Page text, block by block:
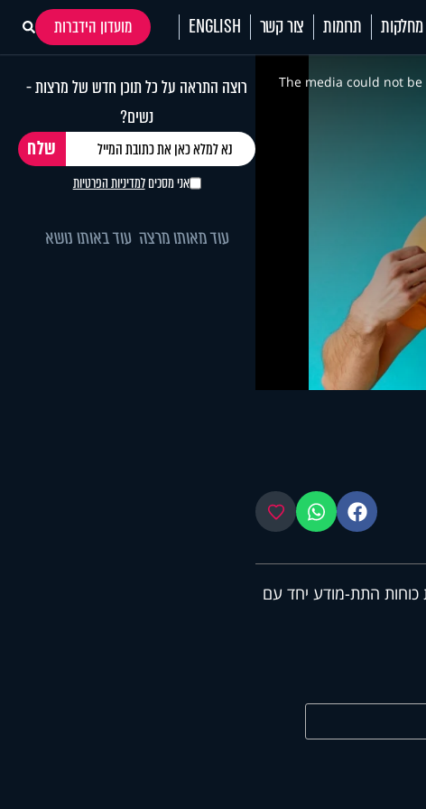
מחלקות תרומות צור קשר ENGLISH
מועדון הידברות
This
modalThe media could not
פייסבוקווטסאפ מועדפים
כוחות התת-מודע יחד עם
רוצה התראה על כל תוכן חדש של מרצות -
נשים?
אני מסכיםלמדיניות הפרטיות
עוד מאותו מרצה עוד באותו נושא